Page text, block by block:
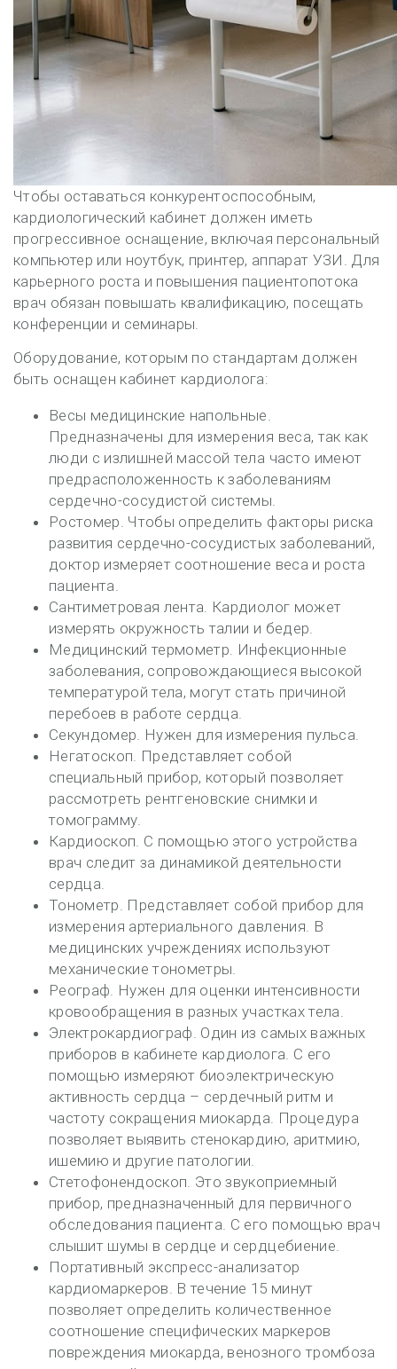
Чтобы оставаться конкурентоспособным,
кардиологический кабинет должен иметь
прогрессивное оснащение, включая персональный
компьютер или ноутбук, принтер, аппарат УЗИ. Для
карьерного роста и повышения пациентопотока
врач обязан повышать квалификацию, посещать
конференции и семинары.
Оборудование, которым по стандартам должен
быть оснащен кабинет кардиолога:
Весы медицинские напольные.
Предназначены для измерения веса, так как
люди с излишней массой тела часто имеют
предрасположенность к заболеваниям
сердечно-сосудистой системы.
Ростомер. Чтобы определить факторы риска
развития сердечно-сосудистых заболеваний,
доктор измеряет соотношение веса и роста
пациента.
Сантиметровая лента. Кардиолог может
измерять окружность талии и бедер.
Медицинский термометр. Инфекционные
заболевания, сопровождающиеся высокой
температурой тела, могут стать причиной
перебоев в работе сердца.
Секундомер. Нужен для измерения пульса.
Негатоскоп. Представляет собой
специальный прибор, который позволяет
рассмотреть рентгеновские снимки и
томограмму.
Кардиоскоп. С помощью этого устройства
врач следит за динамикой деятельности
сердца.
Тонометр. Представляет собой прибор для
измерения артериального давления. В
медицинских учреждениях используют
механические тонометры.
Реограф. Нужен для оценки интенсивности
кровообращения в разных участках тела.
Электрокардиограф. Один из самых важных
приборов в кабинете кардиолога. С его
помощью измеряют биоэлектрическую
активность сердца – сердечный ритм и
частоту сокращения миокарда. Процедура
позволяет выявить стенокардию, аритмию,
ишемию и другие патологии.
Стетофонендоскоп. Это звукоприемный
прибор, предназначенный для первичного
обследования пациента. С его помощью врач
слышит шумы в сердце и сердцебиение.
Портативный экспресс-анализатор
кардиомаркеров. В течение 15 минут
позволяет определить количественное
соотношение специфических маркеров
повреждения миокарда, венозного тромбоза